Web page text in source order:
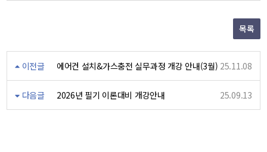
목록
이전글 에어컨 설치&가스충전 실무과정 개강 안내(3월) 25.11.08
다음글 2026년 필기 이론대비 개강안내 25.09.13